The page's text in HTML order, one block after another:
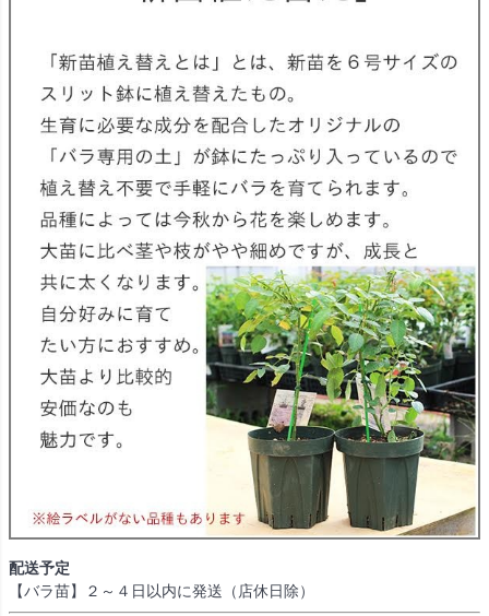
配送予定
【バラ苗】２～４日以内に発送（店休日除）